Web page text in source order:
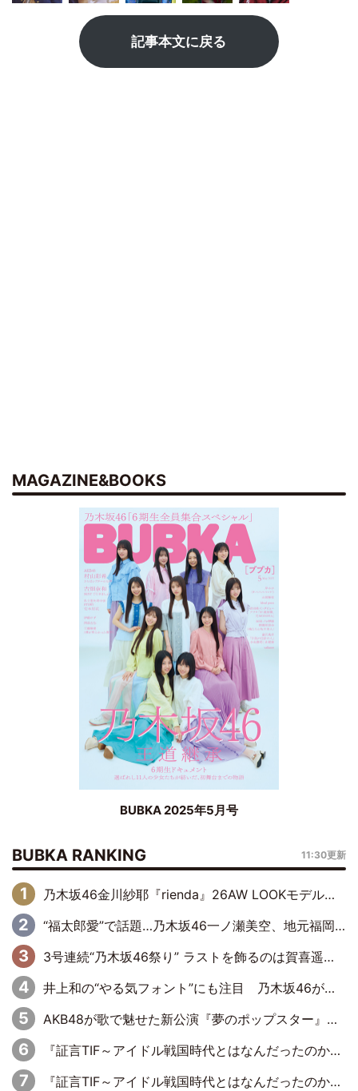
記事本文に戻る
MAGAZINE&BOOKS
BUBKA 2025年5月号
BUBKA RANKING 11:30更新
乃木坂46金川紗耶『rienda』26AW LOOKモデルに就任
“福太郎愛”で話題…乃木坂46一ノ瀬美空、地元福岡『めんべい25周年トップサポーター』に就任
3号連続“乃木坂46祭り” ラストを飾るのは賀喜遥香…5年ぶりの登場に「5年分大人になった私を見ていただけたら」
井上和の“やる気フォント”にも注目 乃木坂46が挑んだ書道パフォーマンスの舞台裏
AKB48が歌で魅せた新公演『夢のポップスター』 初日から全身全霊のステージ
『証言TIF～アイドル戦国時代とはなんだったのか～』第6回：でんぱ組.inc・古川未鈴×相沢梨紗「『ハロプロやりたかったな』って言ったら、夢眠ねむさんに『てめえはでんぱ組．incなんだよ！』って肩パンされて(笑)」
『証言TIF～アイドル戦国時代とはなんだったのか～』第11回：私立恵比寿中学・真山りか×安本彩花「TIFで10年ぶりのキョンシーメイクをしたら、場を完全に引かせてしまって。時代が変わったんだなって」